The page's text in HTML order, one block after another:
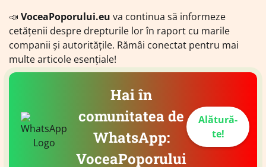
📣 VoceaPoporului.eu va continua să informeze
cetățenii despre drepturile lor în raport cu marile
companii și autoritățile. Rămâi conectat pentru mai
multe articole esențiale!
Hai în
comunitatea de
WhatsApp:
VoceaPoporului
Alătură-
te!